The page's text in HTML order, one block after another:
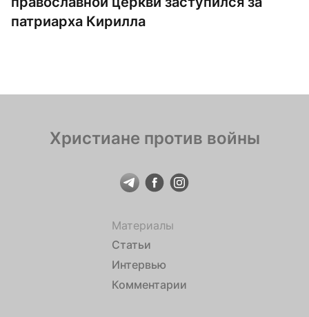
церковь), митрополит […]
патриарха Кирилла
Христиане против войны
Материалы
Статьи
Интервью
Комментарии